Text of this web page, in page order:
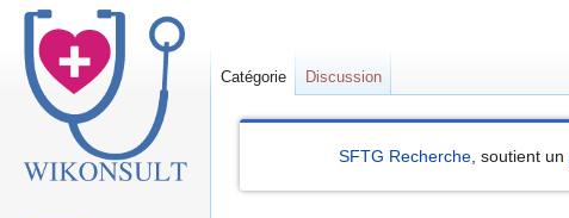
SFTG Recherche , soutient un
Catégorie Discussion